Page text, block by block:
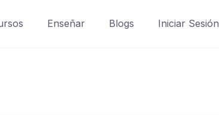
Enseñar Blogs Iniciar Sesión